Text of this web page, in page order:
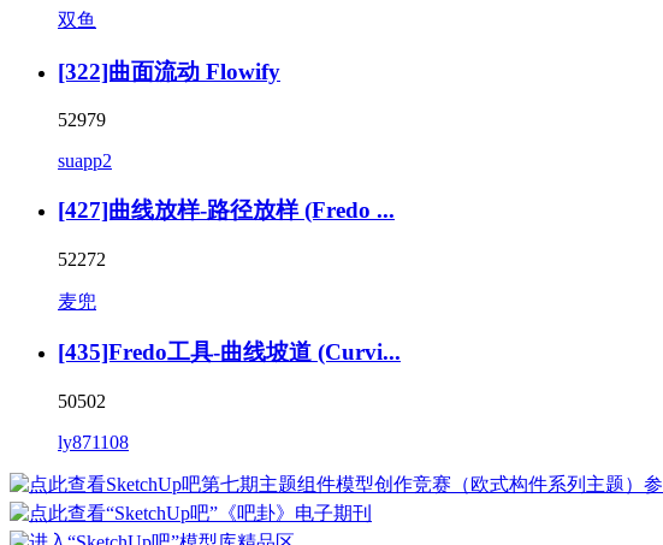
双鱼
[322]曲面流动 Flowify
52979
suapp2
[427]曲线放样-路径放样 (Fredo ...
52272
麦兜
[435]Fredo工具-曲线坡道 (Curvi...
50502
ly871108